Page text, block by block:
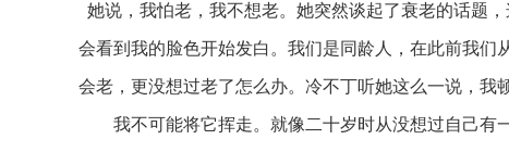
她说，我怕老，我不想老。她突然谈起了衰老的话题
会看到我的脸色开始发白。我们是同龄人，在此前我
会老，更没想过老了怎么办。冷不丁听她这么一说，我
我不可能将它挥走。就像二十岁时从没想过自己有